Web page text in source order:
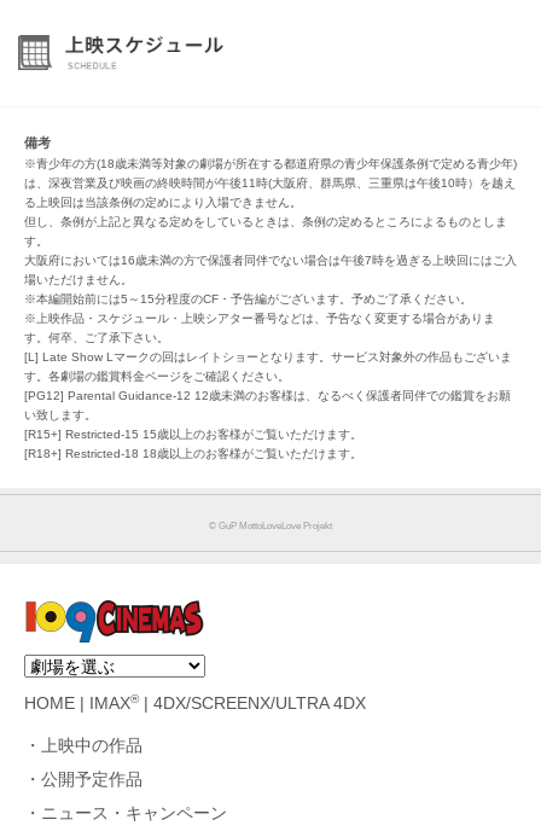
備考
※青少年の方(18歳未満等対象の劇場が所在する都道府県の青少年保護条例で定める青少年)
は、深夜営業及び映画の終映時間が午後11時(大阪府、群馬県、三重県は午後10時）を越え
る上映回は当該条例の定めにより入場できません。
但し、条例が上記と異なる定めをしているときは、条例の定めるところによるものとしま
す。
大阪府においては16歳未満の方で保護者同伴でない場合は午後7時を過ぎる上映回にはご入
場いただけません。
※本編開始前には5～15分程度のCF・予告編がございます。予めご了承ください。
※上映作品・スケジュール・上映シアター番号などは、予告なく変更する場合がありま
す。何卒、ご了承下さい。
[L] Late Show Lマークの回はレイトショーとなります。サービス対象外の作品もございま
す。各劇場の鑑賞料金ページをご確認ください。
[PG12] Parental Guidance-12 12歳未満のお客様は、なるべく保護者同伴での鑑賞をお願
い致します。
[R15+] Restricted-15 15歳以上のお客様がご覧いただけます。
[R18+] Restricted-18 18歳以上のお客様がご覧いただけます。
©︎ GuP MottoLoveLove Projekt
HOME IMAX®| 4DX/SCREENX/ULTRA 4DX
上映中の作品
公開予定作品
ニュース・キャンペーン